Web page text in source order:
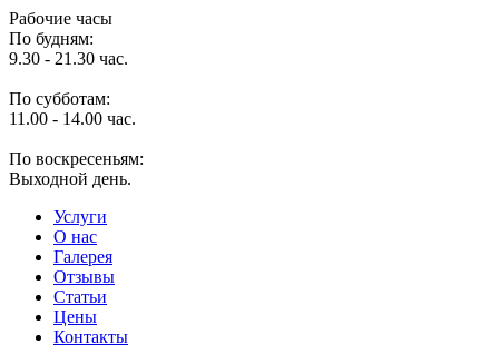
Рабочие часы
По будням:
9.30 - 21.30 час.
По субботам:
11.00 - 14.00 час.
По воскресеньям:
Выходной день.
Услуги
O нас
Галерея
Отзывы
Статьи
Цены
Контакты